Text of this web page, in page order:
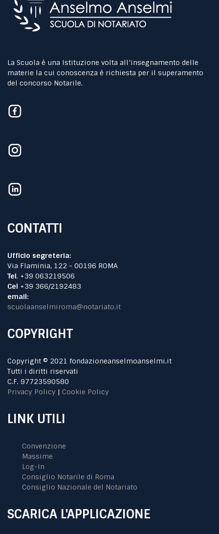
La Scuola è una Istituzione volta all’insegnamento delle
materie la cui conoscenza è richiesta per il superamento
del concorso Notarile.
CONTATTI
Ufficio segreteria:
Via Flaminia, 122 - 00196 ROMA
Tel. +39 063219506
Cel +39 366/2192483
email:
scuolaanselmiroma@notariato.it
COPYRIGHT
Copyright © 2021 fondazioneanselmoanselmi.it
Tutti i diritti riservati
C.F. 97723590580
Privacy Policy | Cookie Policy
LINK UTILI
Convenzione
Massime
Log-In
Consiglio Notarile di Roma
Consiglio Nazionale del Notariato
SCARICA L'APPLICAZIONE